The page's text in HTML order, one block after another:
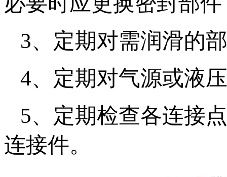
3、定期对需润滑的
4、定期对气源或液
5、定期检查各连接
连接件。